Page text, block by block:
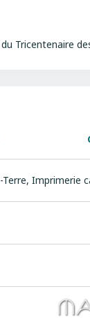
Tricentenaire
Terre, Imprimerie